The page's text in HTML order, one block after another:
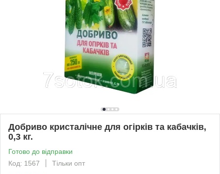
Добриво кристалічне для огірків та кабачків,
0,3 кг.
Готово до відправки
Код: 1567
Тільки опт